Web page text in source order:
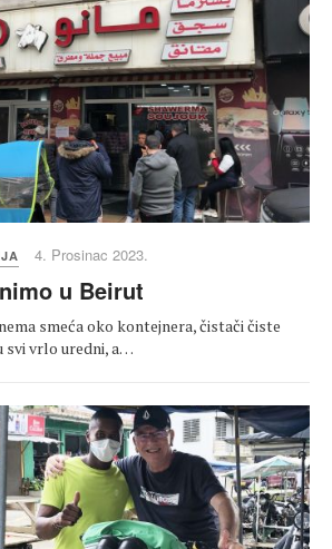
4. Prosinac 2023.
u Beirut
smeća oko kontejnera, čistači čiste
svi vrlo uredni, a…